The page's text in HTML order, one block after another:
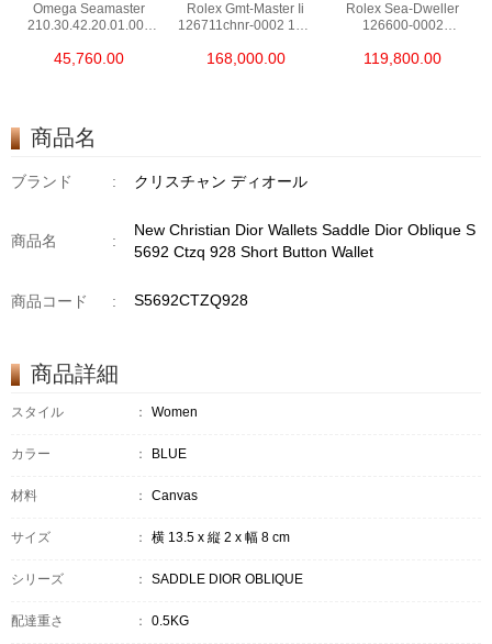
Omega Seamaster
210.30.42.20.01.002
Edition
45,760.00
Rolex Gmt-Master Ii
126711chnr-0002 18kt
168,000.00
Rolex Sea-Dweller
126600-0002
119,800.00
商品名
ブランド : クリスチャン ディオール
商品名 :
New Christian Dior Wallets Saddle Dior Oblique S
5692 Ctzq 928 Short Button Wallet
商品コード : S5692CTZQ928
商品詳細
スタイル ： Women
カラー ： BLUE
材料 ： Canvas
サイズ ： 横 13.5 x 縦 2 x 幅 8 cm
シリーズ ： SADDLE DIOR OBLIQUE
配達重さ ： 0.5KG